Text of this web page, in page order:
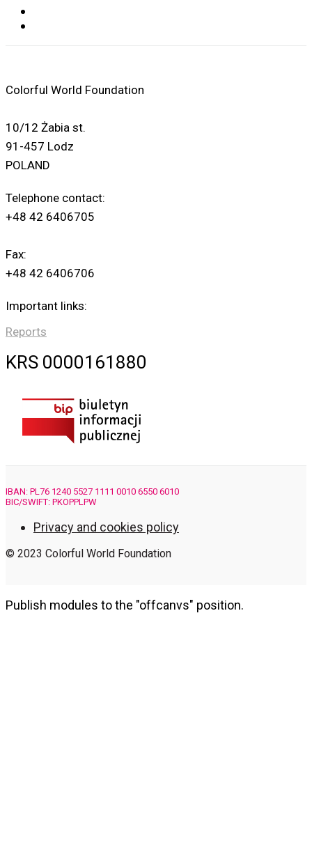
Colorful World Foundation
10/12 Żabia st.
91-457 Lodz
POLAND
Telephone contact:
+48 42 6406705
Fax:
+48 42 6406706
Important links:
Reports
KRS 0000161880
IBAN: PL76 1240 5527 1111 0010 6550 6010
BIC/SWIFT: PKOPPLPW
Privacy and cookies policy
© 2023 Colorful World Foundation
Publish modules to the "offcanvs" position.